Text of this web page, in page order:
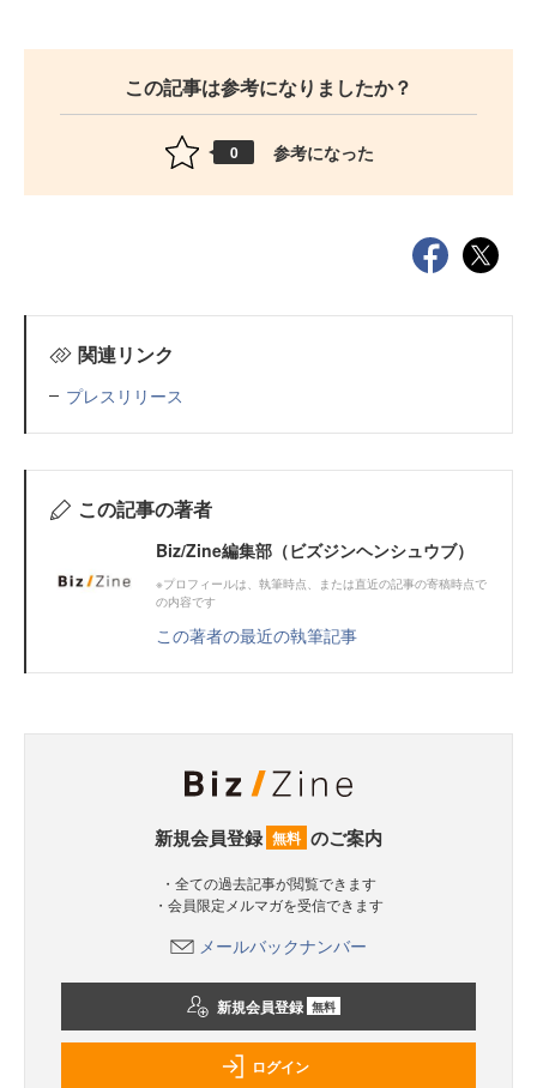
この記事は参考になりましたか？
0 参考になった
関連リンク
プレスリリース
この記事の著者
Biz/Zine編集部（ビズジンヘンシュウブ）
※プロフィールは、執筆時点、または直近の記事の寄稿時点で
の内容です
この著者の最近の執筆記事
新規会員登録 無料 のご案内
・全ての過去記事が閲覧できます
・会員限定メルマガを受信できます
メールバックナンバー
新規会員登録 無料
ログイン